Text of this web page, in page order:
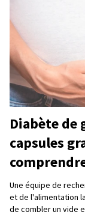
Diabète de
capsules
Une équipe de
et de l'alimentation
de combler un vide